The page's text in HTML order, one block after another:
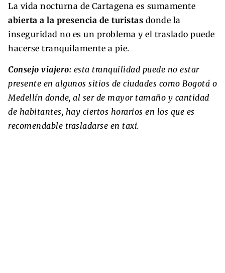
La vida nocturna de Cartagena es sumamente
abierta a la presencia de turistas donde la
inseguridad no es un problema y el traslado puede
hacerse tranquilamente a pie.
Consejo viajero: esta tranquilidad puede no estar
presente en algunos sitios de ciudades como Bogotá o
Medellín donde, al ser de mayor tamaño y cantidad
de habitantes, hay ciertos horarios en los que es
recomendable trasladarse en taxi.